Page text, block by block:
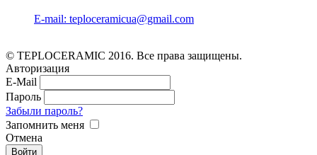
E-mail: teploceramicua@gmail.com
© TEPLOCERAMIC 2016. Все права защищены.
Авторизация
E-Mail
Пароль
Забыли пароль?
Запомнить меня
Отмена